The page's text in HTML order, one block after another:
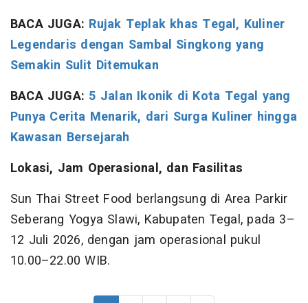
BACA JUGA: Rujak Teplak khas Tegal, Kuliner
Legendaris dengan Sambal Singkong yang
Semakin Sulit Ditemukan
BACA JUGA: 5 Jalan Ikonik di Kota Tegal yang
Punya Cerita Menarik, dari Surga Kuliner hingga
Kawasan Bersejarah
Lokasi, Jam Operasional, dan Fasilitas
Sun Thai Street Food berlangsung di Area Parkir
Seberang Yogya Slawi, Kabupaten Tegal, pada 3–
12 Juli 2026, dengan jam operasional pukul
10.00–22.00 WIB.